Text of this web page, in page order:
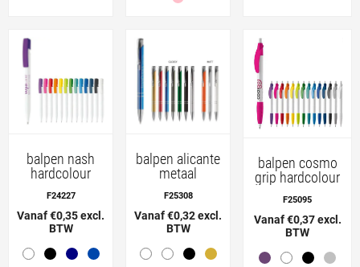
balpen nash
hardcolour
F24227
Vanaf €0,35 excl.
BTW
balpen alicante
metaal
F25308
Vanaf €0,32 excl.
BTW
balpen cosmo
grip hardcolour
F25095
Vanaf €0,37 excl.
BTW